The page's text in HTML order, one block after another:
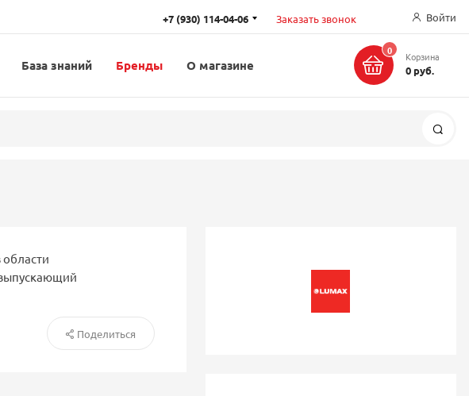
+7 (930) 114-04-06 Заказать звонок Войти
База знаний Бренды О магазине
0 Корзина
0 руб.
Поделиться